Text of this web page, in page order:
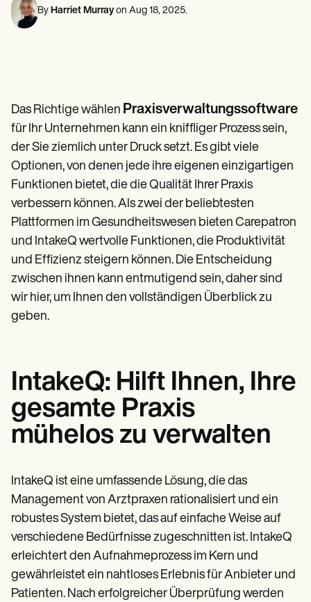
Fachkräfte für psychische Gesundheit
Sozialarbeiter
Ergotherapeuten
Resources
Weblogs
Leitfäden zu Ressourcen
Vergleich
Anleitungen für Apps
Vorlagen
ICD-Codes
Procedure Codes
Superbill-Vorlage
SOAP-Notizvorlage
Vorlage für einen Behandlungsplan
Social Work Treatment Plans
DAR Note Template
Patient Visit Summary Template
Help Center
Switch to Carepatron
Pricing
Why Carepatron?
Login
Insurance claims
Speech therapists
Life coaches
Massage therapists
By Harriet Murray on Aug 18, 2025.
Das Richtige wählen Praxisverwaltungssoftware
für Ihr Unternehmen kann ein kniffliger Prozess sein,
der Sie ziemlich unter Druck setzt. Es gibt viele
Optionen, von denen jede ihre eigenen einzigartigen
Funktionen bietet, die die Qualität Ihrer Praxis
verbessern können. Als zwei der beliebtesten
Plattformen im Gesundheitswesen bieten Carepatron
und IntakeQ wertvolle Funktionen, die Produktivität
und Effizienz steigern können. Die Entscheidung
zwischen ihnen kann entmutigend sein, daher sind
wir hier, um Ihnen den vollständigen Überblick zu
geben.
IntakeQ: Hilft Ihnen, Ihre
gesamte Praxis
mühelos zu verwalten
IntakeQ ist eine umfassende Lösung, die das
Management von Arztpraxen rationalisiert und ein
robustes System bietet, das auf einfache Weise auf
verschiedene Bedürfnisse zugeschnitten ist. IntakeQ
erleichtert den Aufnahmeprozess im Kern und
gewährleistet ein nahtloses Erlebnis für Anbieter und
Patienten. Nach erfolgreicher Überprüfung werden